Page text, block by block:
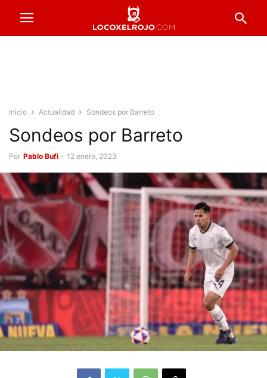
Inicio Actualidad Sondeos por Barreto
Sondeos por Barreto
Por Pablo Bufi - 12 enero, 2023